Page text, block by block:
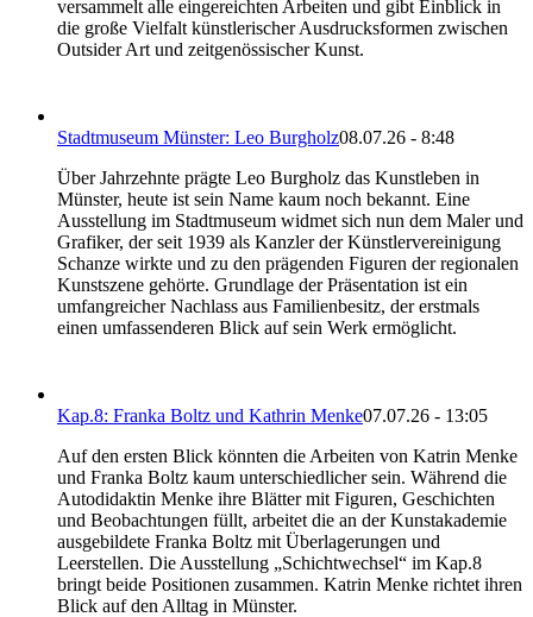
versammelt alle eingereichten Arbeiten und gibt Einblick in
die große Vielfalt künstlerischer Ausdrucksformen zwischen
Outsider Art und zeitgenössischer Kunst.
Stadtmuseum Münster: Leo Burgholz08.07.26 - 8:48
Über Jahrzehnte prägte Leo Burgholz das Kunstleben in
Münster, heute ist sein Name kaum noch bekannt. Eine
Ausstellung im Stadtmuseum widmet sich nun dem Maler und
Grafiker, der seit 1939 als Kanzler der Künstlervereinigung
Schanze wirkte und zu den prägenden Figuren der regionalen
Kunstszene gehörte. Grundlage der Präsentation ist ein
umfangreicher Nachlass aus Familienbesitz, der erstmals
einen umfassenderen Blick auf sein Werk ermöglicht.
Kap.8: Franka Boltz und Kathrin Menke07.07.26 - 13:05
Auf den ersten Blick könnten die Arbeiten von Katrin Menke
und Franka Boltz kaum unterschiedlicher sein. Während die
Autodidaktin Menke ihre Blätter mit Figuren, Geschichten
und Beobachtungen füllt, arbeitet die an der Kunstakademie
ausgebildete Franka Boltz mit Überlagerungen und
Leerstellen. Die Ausstellung „Schichtwechsel“ im Kap.8
bringt beide Positionen zusammen. Katrin Menke richtet ihren
Blick auf den Alltag in Münster.